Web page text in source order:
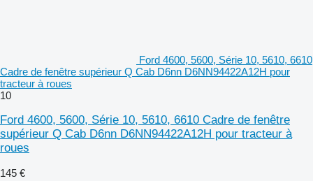
Ford 4600, 5600, Série 10, 5610, 6610
Cadre de fenêtre supérieur Q Cab D6nn D6NN94422A12H pour
tracteur à roues
10
Ford 4600, 5600, Série 10, 5610, 6610 Cadre de fenêtre
supérieur Q Cab D6nn D6NN94422A12H pour tracteur à
roues
145 €